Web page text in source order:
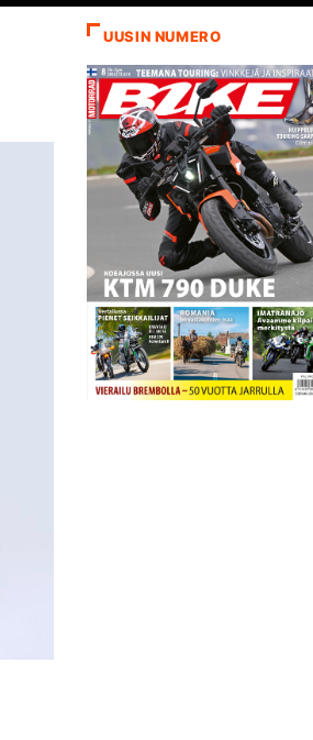
UUSIN NUMERO